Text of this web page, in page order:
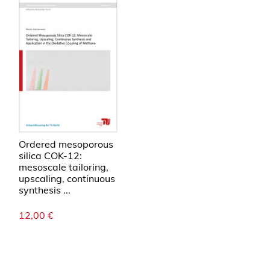
Ordered mesoporous
silica COK-12:
mesoscale tailoring,
upscaling, continuous
synthesis ...
12,00 €